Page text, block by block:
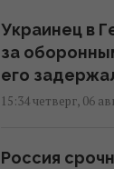
Украинец в
за
его
15:34 четверг, 06
Россия